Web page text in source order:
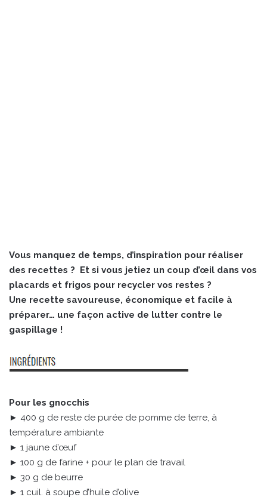
Vous manquez de temps, d’inspiration pour réaliser
des recettes ? Et si vous jetiez un coup d’œil dans vos
placards et frigos pour recycler vos restes ?
Une recette savoureuse, économique et facile à
préparer… une façon active de lutter contre le
gaspillage !
Pour les gnocchis
► 400 g de reste de purée de pomme de terre, à
température ambiante
► 1 jaune d’œuf
► 100 g de farine + pour le plan de travail
► 30 g de beurre
► 1 cuil. à soupe d’huile d’olive